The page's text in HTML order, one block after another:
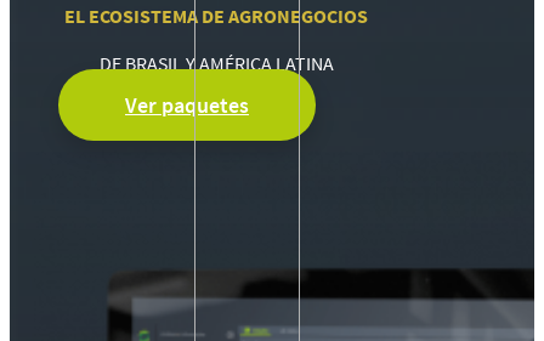
EL ECOSISTEMA DE AGRONEGOCIOS
DE BRASIL Y AMÉRICA LATINA
Ver paquetes